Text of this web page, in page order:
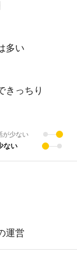
多い
きっちり
が少ない
ない
運営